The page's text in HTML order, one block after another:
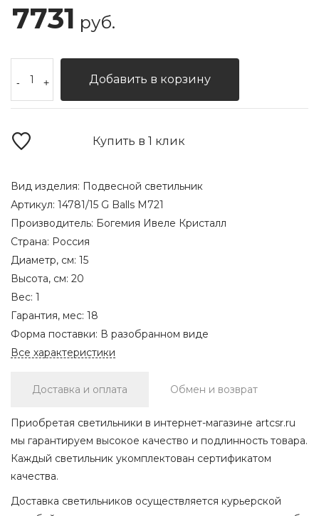
7731 руб.
- + Добавить в корзину
Купить в 1 клик
Вид изделия: Подвесной светильник
Артикул: 14781/15 G Balls M721
Производитель: Богемия Ивеле Кристалл
Страна: Россия
Диаметр, см: 15
Высота, см: 20
Вес: 1
Гарантия, мес: 18
Форма поставки: В разобранном виде
Все характеристики
Доставка и оплата Обмен и возврат
Приобретая светильники в интернет-магазине artcsr.ru
мы гарантируем высокое качество и подлинность товара.
Каждый светильник укомплектован сертификатом
качества.
Доставка светильников осуществляется курьерской